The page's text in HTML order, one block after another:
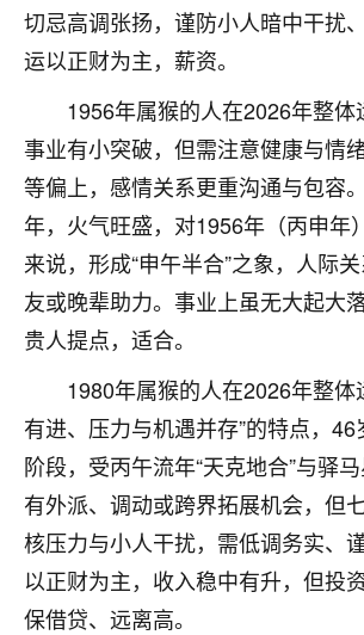
切忌高调张扬，谨防小人暗中干扰
运以正财为主，薪资。
1956年属猴的人在2026年整体
事业有小突破，但需注意健康与情
等偏上，感情关系更重沟通与包容
年，火气旺盛，对1956年（丙申年
来说，形成“申午半合”之象，人际
友或晚辈助力。事业上虽无大起大
贵人提点，适合。
1980年属猴的人在2026年整体
有进、压力与机遇并存”的特点，
阶段，受丙午流年“天克地合”与驿
有外派、调动或跨界拓展机会，但
核压力与小人干扰，需低调务实、
以正财为主，收入稳中有升，但投
保借贷、远离高。
Jessica李
老师做不做超度法事？我想给我奶
刚去世了。
七零老顽童：我母亲前年离世
做梦梦见她，后来也是朋友
师，安排了超度法事，做梦再
了，一开始是半信半疑的，图
超度，现在看来，人不信也不
2天前 来自云南
老师收徒吗？？我对这些很感兴趣
2天前 来自山西